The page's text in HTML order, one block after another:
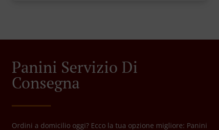
Panini Servizio Di
Consegna
Ordini a domicilio oggi? Ecco la tua opzione migliore: Panini